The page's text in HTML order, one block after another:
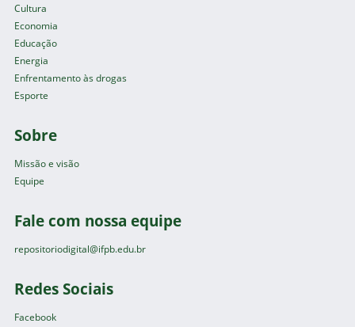
Cultura
Economia
Educação
Energia
Enfrentamento às drogas
Esporte
Sobre
Missão e visão
Equipe
Fale com nossa equipe
repositoriodigital@ifpb.edu.br
Redes Sociais
Facebook